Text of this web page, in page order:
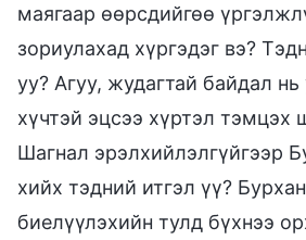
маягаар өөрсдийгөө
зориулахад хүргэдэг вэ?
уу? Агуу, жудагтай байдал
хүчтэй эцсээ хүртэл тэмцэх
Шагнал эрэлхийлэлгүйгээр
хийх тэдний итгэл үү?
биелүүлэхийн тулд бүхнээ